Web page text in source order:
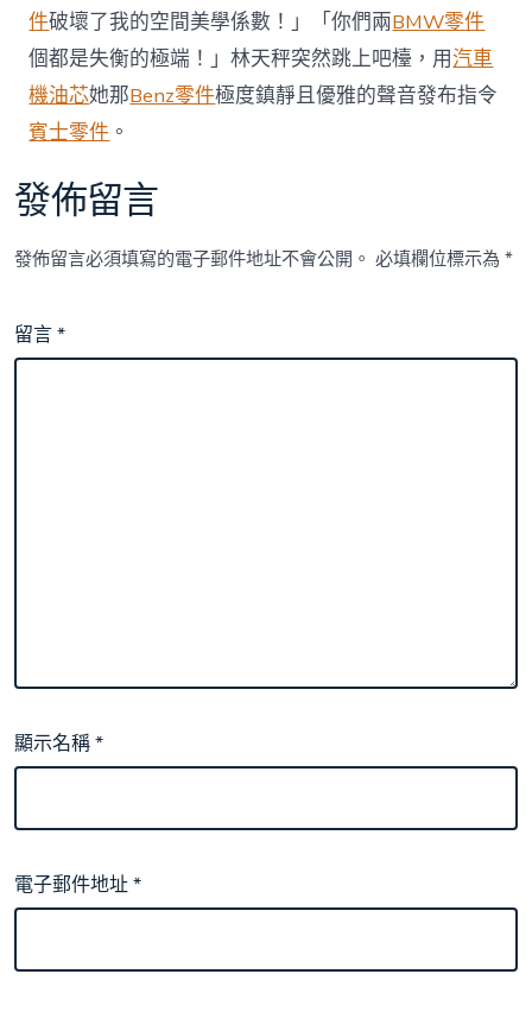
件破壞了我的空間美學係數！」「你們兩BMW零件
個都是失衡的極端！」林天秤突然跳上吧檯，用汽車
機油芯她那Benz零件極度鎮靜且優雅的聲音發布指令
賓士零件 。
發佈留言
發佈留言必須填寫的電子郵件地址不會公開。 必填欄位標示為*
留言*
顯示名稱*
電子郵件地址*